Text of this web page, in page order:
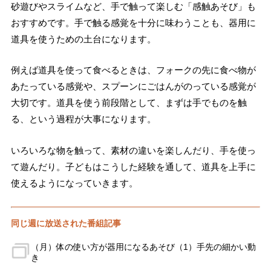
砂遊びやスライムなど、手で触って楽しむ「感触あそび」も
おすすめです。手で触る感覚を十分に味わうことも、器用に
道具を使うための土台になります。
例えば道具を使って食べるときは、フォークの先に食べ物が
あたっている感覚や、スプーンにごはんがのっている感覚が
大切です。道具を使う前段階として、まずは手でものを触
る、という過程が大事になります。
いろいろな物を触って、素材の違いを楽しんだり、手を使っ
て遊んだり。子どもはこうした経験を通して、道具を上手に
使えるようになっていきます。
同じ週に放送された番組記事
（月）体の使い方が器用になるあそび（1）手先の細かい動
き